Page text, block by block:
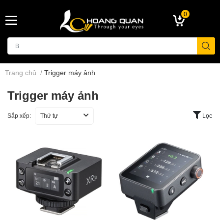
0
Trang chủ / Trigger máy ảnh
Trigger máy ảnh
Sắp xếp: Thứ tự Lọc